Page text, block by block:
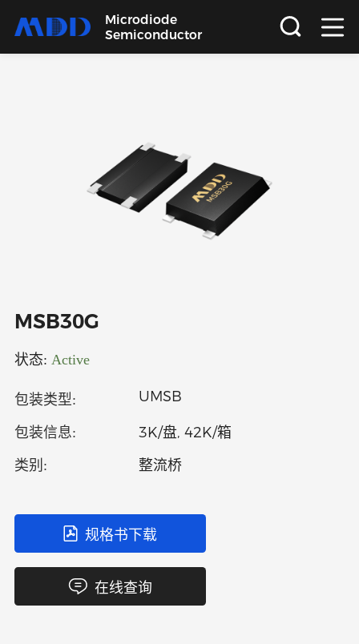
Microdiode
Semiconductor
关于
语言
MSB30G
状态: Active
包装类型: UMSB
包装信息: 3K/盘, 42K/箱
类别: 整流桥
规格书下载
在线查询